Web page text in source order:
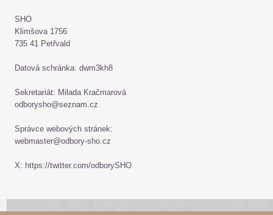
SHO
Klimšova 1756
735 41 Petřvald
Datová schránka: dwm3kh8
Sekretariát: Milada Kračmarová
odborysho@seznam.cz
Správce webových stránek:
webmaster@odbory-sho.cz
X: https://twitter.com/odborySHO